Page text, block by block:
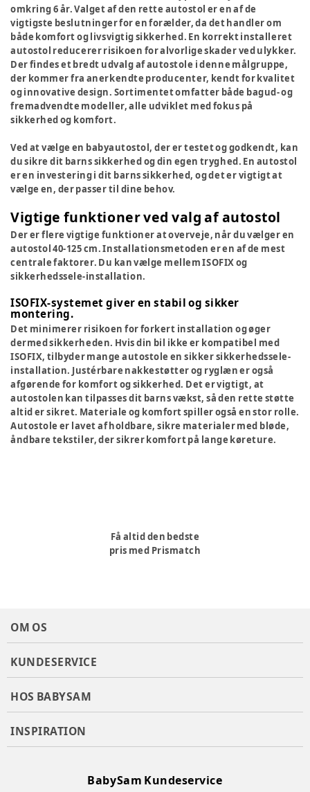
omkring 6 år. Valget af den rette autostol er en af de
vigtigste beslutninger for en forælder, da det handler om
både komfort og livsvigtig sikkerhed. En korrekt installeret
autostol reducerer risikoen for alvorlige skader ved ulykker.
Der findes et bredt udvalg af autostole i denne målgruppe,
der kommer fra anerkendte producenter, kendt for kvalitet
og innovative design. Sortimentet omfatter både bagud- og
fremadvendte modeller, alle udviklet med fokus på
sikkerhed og komfort.
Ved at vælge en babyautostol, der er testet og godkendt, kan
du sikre dit barns sikkerhed og din egen tryghed. En autostol
er en investering i dit barns sikkerhed, og det er vigtigt at
vælge en, der passer til dine behov.
Vigtige funktioner ved valg af autostol
Der er flere vigtige funktioner at overveje, når du vælger en
autostol 40-125 cm. Installationsmetoden er en af de mest
centrale faktorer. Du kan vælge mellem ISOFIX og
sikkerhedssele-installation.
ISOFIX-systemet giver en stabil og sikker
montering.
Det minimerer risikoen for forkert installation og øger
dermed sikkerheden. Hvis din bil ikke er kompatibel med
ISOFIX, tilbyder mange autostole en sikker sikkerhedssele-
installation. Justérbare nakkestøtter og ryglæn er også
afgørende for komfort og sikkerhed. Det er vigtigt, at
autostolen kan tilpasses dit barns vækst, så den rette støtte
altid er sikret. Materiale og komfort spiller også en stor rolle.
Autostole er lavet af holdbare, sikre materialer med bløde,
åndbare tekstiler, der sikrer komfort på lange køreture.
Få altid den bedste
pris med Prismatch
OM OS
KUNDESERVICE
HOS BABYSAM
INSPIRATION
BabySam Kundeservice